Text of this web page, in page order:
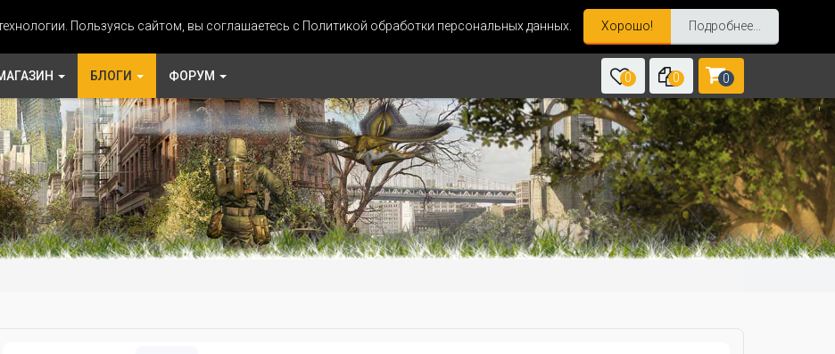
Пользуясь сайтом, вы соглашаетесь с Политикой обработки персональных данных. Хорошо! Подробнее...
БЛОГИ ФОРУМ 0 0 0